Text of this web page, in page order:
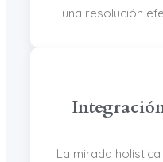
una resolución
La mirada